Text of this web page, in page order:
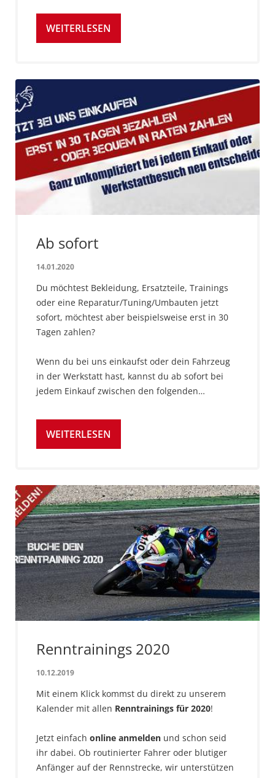
WEITERLESEN
Ab sofort
14.01.2020
Du möchtest Bekleidung, Ersatzteile, Trainings
oder eine Reparatur/Tuning/Umbauten jetzt
sofort, möchtest aber beispielsweise erst in 30
Tagen zahlen?
Wenn du bei uns einkaufst oder dein Fahrzeug
in der Werkstatt hast, kannst du ab sofort bei
jedem Einkauf zwischen den folgenden…
WEITERLESEN
Renntrainings 2020
10.12.2019
Mit einem Klick kommst du direkt zu unserem
Kalender mit allen Renntrainings für 2020!
Jetzt einfach online anmelden und schon seid
ihr dabei. Ob routinierter Fahrer oder blutiger
Anfänger auf der Rennstrecke, wir unterstützen